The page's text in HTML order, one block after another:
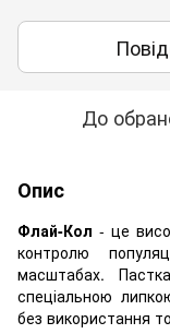
До
Опис
Флай-Кол - це
контролю
масштабах.
спеціальною
без використання